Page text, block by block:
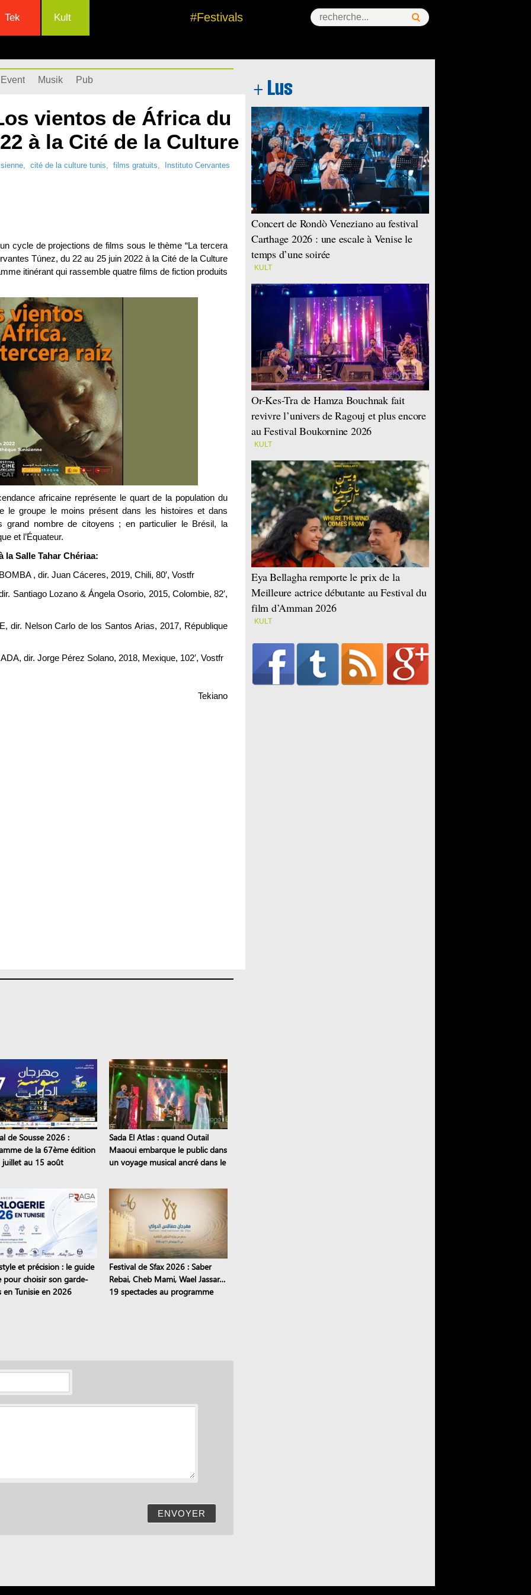
Tek Kult #Festivals
Event Musik Pub
vientos de África du
à la Cité de la Culture
, cité de la culture tunis, films gratuits, Instituto Cervantes
cycle de projections de films sous le thème “La tercera
Túnez, du 22 au 25 juin 2022 à la Cité de la Culture
itinérant qui rassemble quatre films de fiction produits
africaine représente le quart de la population du
le groupe le moins présent dans les histoires et dans
grand nombre de citoyens ; en particulier le Brésil, la
et l’Équateur.
la Salle Tahar Chériaa:
, dir. Juan Cáceres, 2019, Chili, 80′, Vostfr
Santiago Lozano & Ángela Osorio, 2015, Colombie, 82′,
dir. Nelson Carlo de los Santos Arias, 2017, République
dir. Jorge Pérez Solano, 2018, Mexique, 102′, Vostfr
Tekiano
de Sousse 2026 :
de la 67ème édition
au 15 août
Sada El Atlas : quand Outail
Maaoui embarque le public dans
un voyage musical ancré dans le
et précision : le guide
pour choisir son garde-
en Tunisie en 2026
Festival de Sfax 2026 : Saber
Rebai, Cheb Mami, Wael Jassar…
19 spectacles au programme
ENVOYER
Concert de Rondò Veneziano au festival
Carthage 2026 : une escale à Venise le
temps d’une soirée
KULT
Or-Kes-Tra de Hamza Bouchnak fait
revivre l’univers de Ragouj et plus encore
au Festival Boukornine 2026
KULT
Eya Bellagha remporte le prix de la
Meilleure actrice débutante au Festival du
film d’Amman 2026
KULT